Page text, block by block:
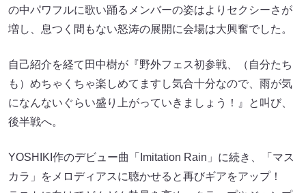
の中パワフルに歌い踊るメンバーの姿はよりセクシーさが
増し、息つく間もない怒涛の展開に会場は大興奮でした。
自己紹介を経て田中樹が『野外フェス初参戦、（自分たち
も）めちゃくちゃ楽しめてますし気合十分なので、雨が気
になんないぐらい盛り上がっていきましょう！』と叫び、
後半戦へ。
YOSHIKI作のデビュー曲「Imitation Rain」に続き、「マス
カラ」をメロディアスに聴かせると再びギアをアップ！